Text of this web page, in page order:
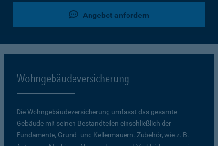
Angebot anfordern
Wohngebäudeversicherung
Die Wohngebäudeversicherung umfasst das gesamte
Gebäude mit seinen Bestandteilen einschließlich der
Fundamente, Grund- und Kellermauern. Zubehör, wie z. B.